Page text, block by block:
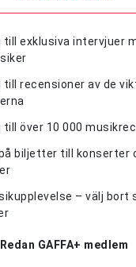
till exklusiva intervjuer
till recensioner av de
till över 10 000
biljetter till konserter
– välj bort
Redan GAFFA+ medlem